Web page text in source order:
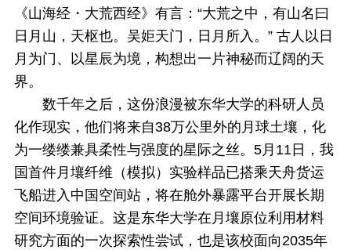
《山海经・大荒西经》有言：“大荒之中，有山名曰
日月山，天枢也。吴姖天门，日月所入。” 古人以日
月为门、以星辰为境，构想出一片神秘而辽阔的天
界。
数千年之后，这份浪漫被东华大学的科研人员
化作现实，他们将来自38万公里外的月球土壤，化
为一缕缕兼具柔性与强度的星际之丝。 5月11日，我
国首件月壤纤维（模拟）实验样品已搭乘天舟货运
飞船进入中国空间站，将在舱外暴露平台开展长期
空间环境验证。这是东华大学在月壤原位利用材料
研究方面的一次探索性尝试，也是该校面向2035年